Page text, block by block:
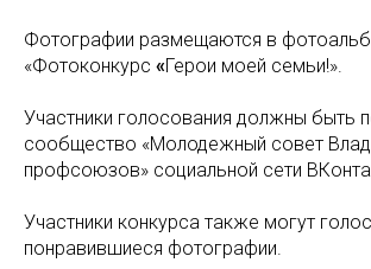
Фотографии размещаются в
«Фотоконкурс «Герои моей семьи!».
Участники голосования должны быть
сообщество «Молодежный совет
профсоюзов» социальной сети
Участники конкурса также могут
понравившиеся фотографии.